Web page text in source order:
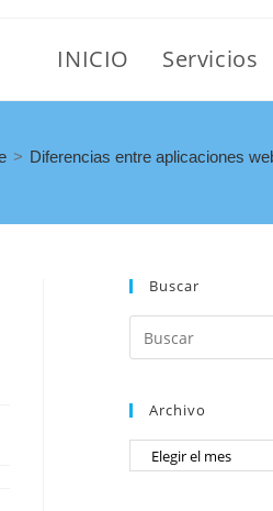
INICIO Servicios
> Diferencias entre aplicaciones
Buscar
Archivo